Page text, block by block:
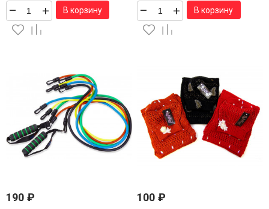
– + В корзину – + В корзину
190 ₽ 100₽